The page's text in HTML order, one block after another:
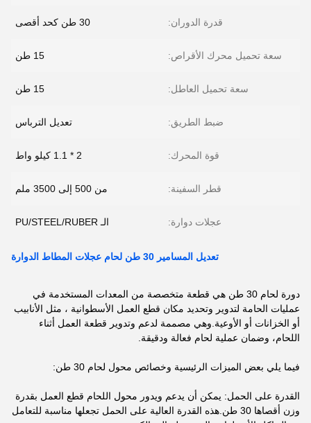
قدرة الدوران: 30 طن كحد أقصى
سعة تحميل محرك الأقراص: 15 طن
سعة تحميل العاطل: 15 طن
ضبط الطريق: تعديل الترباس
قوة المحرك: 2 * 1.1 كيلو واط
قطر السفينة: من 500 إلى 3500 ملم
عجلات دوارة: الـ PU/STEEL/RUBER
تعديل المسامير 30 طن لحام عجلات المطاط الدوارة
دورة لحام 30 طن هي قطعة متخصصة من المعدات المستخدمة في
عمليات الحامة لتدوير وتحديد مكان قطع العمل الأسطوانية ، مثل الأنابيب
أو الخزانات أو الأوعية.وهي مصممة لدعم وتدوير قطعة العمل أثناء
اللحام، وضمان عملية لحام فعالة ودقيقة.
فيما يلي بعض الميزات الرئيسية وخصائص محول لحام 30 طن:
القدرة على الحمل: يمكن أن يدعم ويدور محول اللحام قطع العمل بقدرة
وزن أقصاها 30 طن.هذه القدرة العالية على الحمل تجعلها مناسبة للتعامل